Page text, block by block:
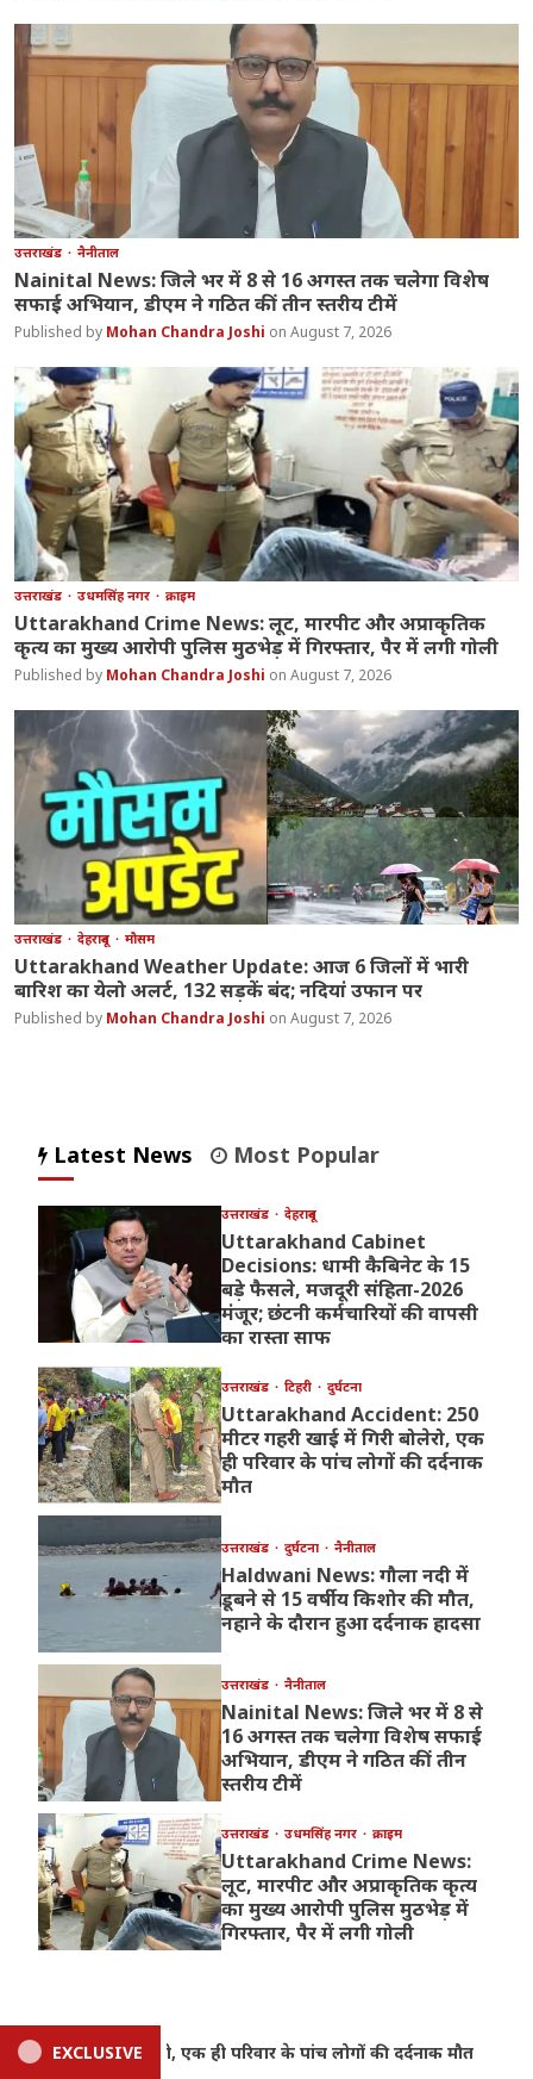
उत्तराखंड नैनीताल
Nainital News: जिले भर में 8 से 16 अगस्त तक चलेगा विशेष
सफाई अभियान, डीएम ने गठित कीं तीन स्तरीय टीमें
Mohan Chandra Joshi August 7, 2026
उत्तराखंड उधमसिंह नगर क्राइम
Uttarakhand Crime News: लूट, मारपीट और अप्राकृतिक
कृत्य का मुख्य आरोपी पुलिस मुठभेड़ में गिरफ्तार, पैर में लगी गोली
Mohan Chandra Joshi August 7, 2026
उत्तराखंड देहरादून मौसम
Uttarakhand Weather Update: आज 6 जिलों में भारी
बारिश का येलो अलर्ट, 132 सड़कें बंद; नदियां उफान पर
Mohan Chandra Joshi August 7, 2026
Latest News Most Popular
उत्तराखंड देहरादून
Uttarakhand Cabinet
Decisions: धामी कैबिनेट के 15
बड़े फैसले, मजदूरी संहिता-2026
मंजूर; छंटनी कर्मचारियों की वापसी
का रास्ता साफ
उत्तराखंड टिहरी दुर्घटना
Uttarakhand Accident: 250
मीटर गहरी खाई में गिरी बोलेरो, एक
ही परिवार के पांच लोगों की दर्दनाक
मौत
उत्तराखंड दुर्घटना नैनीताल
Haldwani News: गौला नदी में
डूबने से 15 वर्षीय किशोर की मौत,
नहाने के दौरान हुआ दर्दनाक हादसा
उत्तराखंड नैनीताल
Nainital News: जिले भर में 8 से
16 अगस्त तक चलेगा विशेष सफाई
अभियान, डीएम ने गठित कीं तीन
स्तरीय टीमें
उत्तराखंड उधमसिंह नगर क्राइम
Uttarakhand Crime News:
लूट, मारपीट और अप्राकृतिक कृत्य
का मुख्य आरोपी पुलिस मुठभेड़ में
गिरफ्तार, पैर में लगी गोली
EXCLUSIVEHaldwani News: गौला नदी में डूबने से 15 वर्षीय किशोर की